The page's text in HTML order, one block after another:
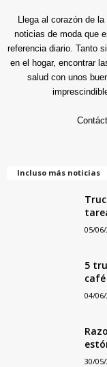
Llega al corazón de
noticias de moda que
referencia diario. Tanto
en el hogar, encontrar
salud con unos
Incluso más noticias
05/
5
04/
30/